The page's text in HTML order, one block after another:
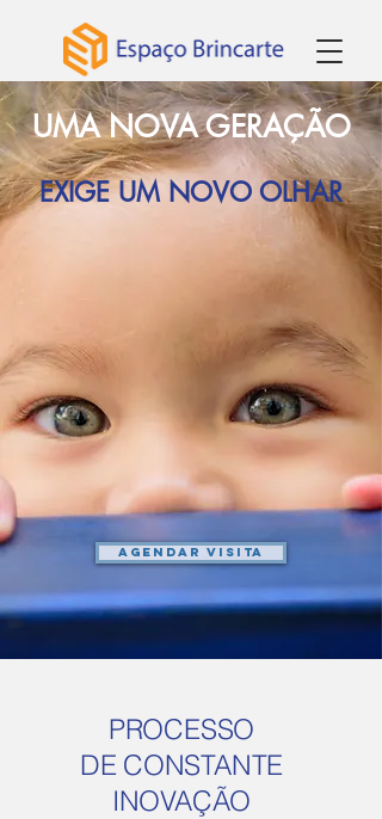
UMA NOVA GERAÇÃO
EXIGE UM NOVO OLHAR
Agendar visita
PROCESSO
DE CONSTANTE
INOVAÇÃO